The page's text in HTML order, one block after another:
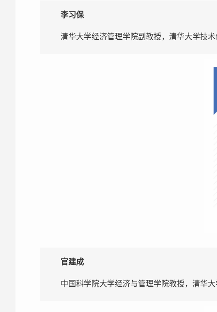
李习保
清华大学经济管理学院副教授，清华大学技
官建成
中国科学院大学经济与管理学院教授，清华